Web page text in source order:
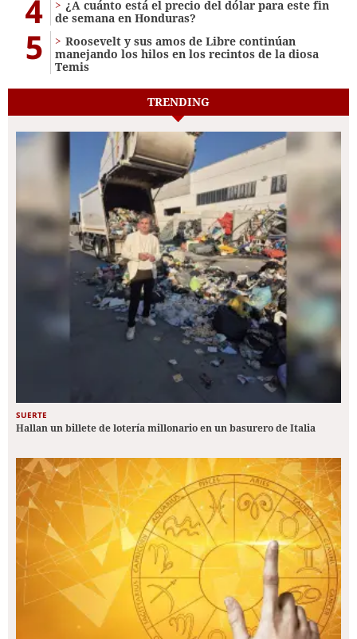
4
¿A cuánto está el precio del dólar para este fin
de semana en Honduras?
5
Roosevelt y sus amos de Libre continúan
manejando los hilos en los recintos de la diosa
Temis
TRENDING
SUERTE
Hallan un billete de lotería millonario en un basurero de Italia